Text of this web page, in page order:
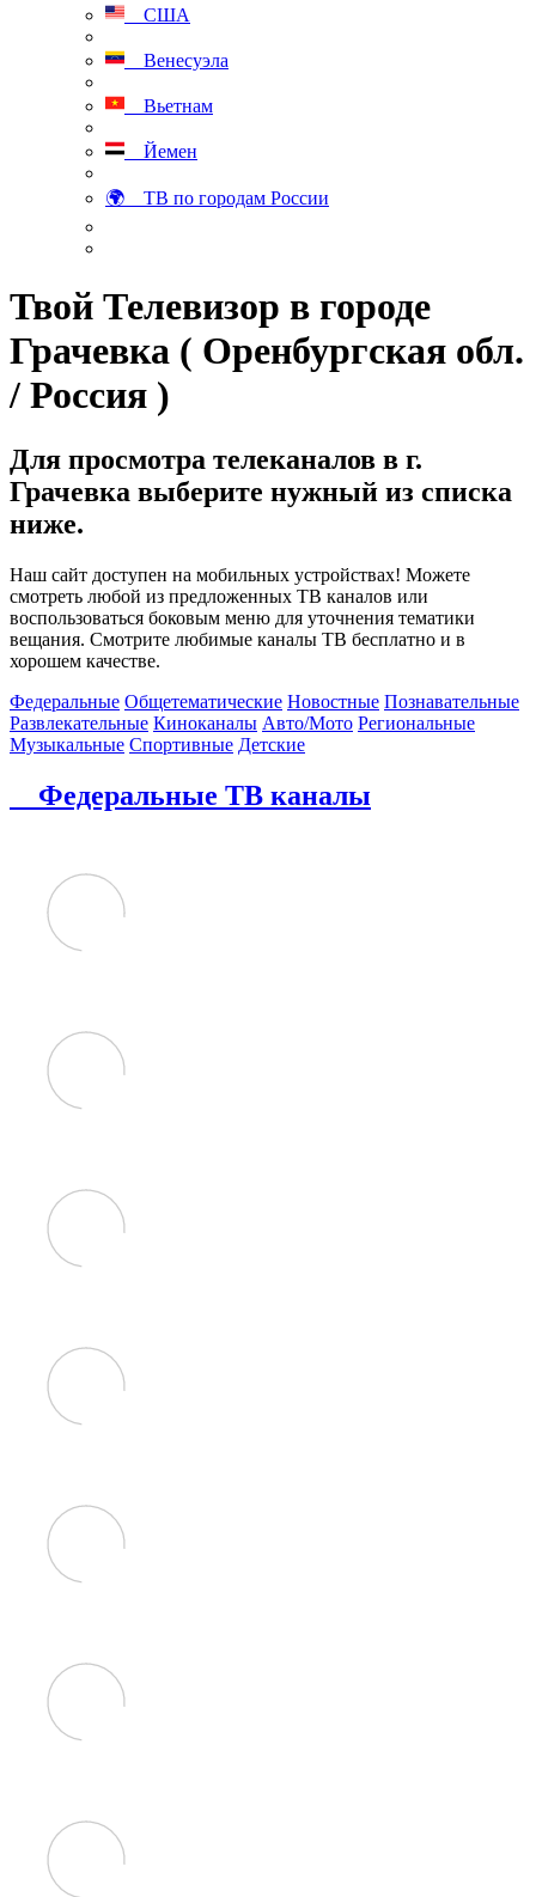
США
Венесуэла
Вьетнам
Йемен
🌍 ТВ по городам России
Твой Телевизор в городе
Грачевка ( Оренбургская обл.
/ Россия )
Для просмотра телеканалов в г.
Грачевка выберите нужный из списка
ниже.
Наш сайт доступен на мобильных устройствах! Можете
смотреть любой из предложенных ТВ каналов или
воспользоваться боковым меню для уточнения тематики
вещания. Смотрите любимые каналы ТВ бесплатно и в
хорошем качестве.
Федеральные Общетематические Новостные Познавательные
Развлекательные Киноканалы Авто/Мото Региональные
Музыкальные Спортивные Детские
Федеральные ТВ каналы